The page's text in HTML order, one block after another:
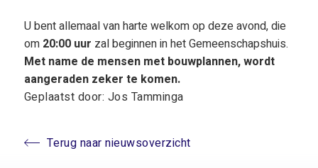
U bent allemaal van harte welkom op deze avond, die
om 20:00 uur zal beginnen in het Gemeenschapshuis.
Met name de mensen met bouwplannen, wordt
aangeraden zeker te komen.
Geplaatst door: Jos Tamminga
Terug naar nieuwsoverzicht